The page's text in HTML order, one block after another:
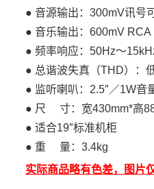
● 音源输出：300mV讯号
● 音乐输出：600mV RCA
● 频率响应：50Hz～
● 总谐波失真（THD）：
● 监听喇叭：2.5″／1W音
● 尺 寸：宽430mm*高
● 适合19″标准机
● 重 量：3.4kg
实际商品略有色差，图片